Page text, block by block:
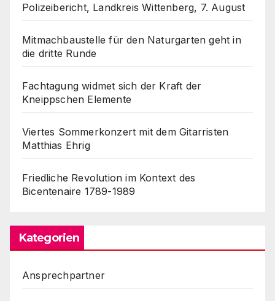
Polizeibericht, Landkreis Wittenberg, 7. August
Mitmachbaustelle für den Naturgarten geht in
die dritte Runde
Fachtagung widmet sich der Kraft der
Kneippschen Elemente
Viertes Sommerkonzert mit dem Gitarristen
Matthias Ehrig
Friedliche Revolution im Kontext des
Bicentenaire 1789-1989
Kategorien
Ansprechpartner